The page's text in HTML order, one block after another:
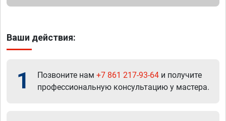
Ваши действия:
1 Позвоните нам +7 861 217-93-64 и получите
профессиональную консультацию у мастера.